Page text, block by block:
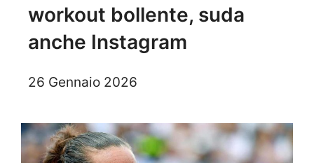
workout bollente, suda
anche Instagram
26 Gennaio 2026